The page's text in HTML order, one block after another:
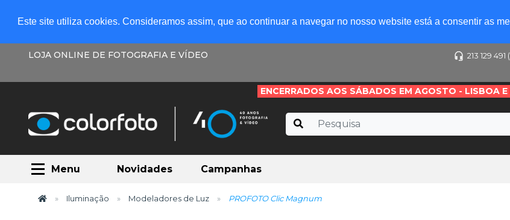
Este site utiliza cookies. Consideramos assim, que ao continuar a navegar no nosso website está a consentir as
LOJA ONLINE DE FOTOGRAFIA E VÍDEO 213 129
ENCERRADOS AOS SÁBADOS EM AGOSTO - LISBOA
Menu Novidades Campanhas
Iluminação Modeladores de Luz PROFOTO Clic Magnum